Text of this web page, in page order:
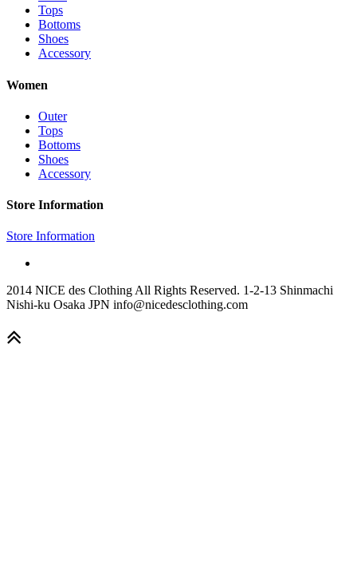
Tops
Bottoms
Shoes
Accessory
Women
Outer
Tops
Bottoms
Shoes
Accessory
Store Information
Store Information
2014 NICE des Clothing All Rights Reserved. 1-2-13 Shinmachi
Nishi-ku Osaka JPN info@nicedesclothing.com